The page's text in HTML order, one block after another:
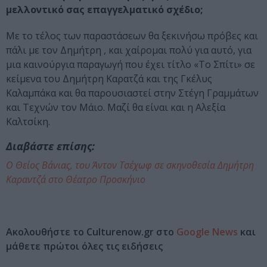
μελλοντικό σας επαγγελματικό σχέδιο;
Με το τέλος των παραστάσεων θα ξεκινήσω πρόβες και
πάλι με τον Δημήτρη , και χαίρομαι πολύ για αυτό, για
μια καινούργια παραγωγή που έχει τίτλο «Το Σπίτι» σε
κείμενα του Δημήτρη Καρατζά και της Γκέλυς
Καλαμπάκα και θα παρουσιαστεί στην Στέγη Γραμμάτων
και Τεχνών τον Μάιο. Μαζί θα είναι και η Αλεξία
Καλτσίκη.
Διαβάστε επίσης:
Ο Θείος Βάνιας, του Άντον Τσέχωφ σε σκηνοθεσία Δημήτρη
Καραντζά στο Θέατρο Προσκήνιο
Ακολουθήστε το Culturenow.gr στο Google News και
μάθετε πρώτοι όλες τις ειδήσεις